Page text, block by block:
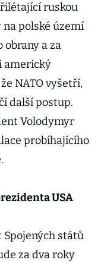
ruskou
polské území
a za
americký
NATO vyšetří,
další postup.
Volodymyr
probíhajícího
USA
států
za dva roky